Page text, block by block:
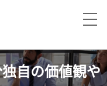
自の価値観や